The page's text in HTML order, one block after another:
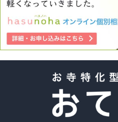
し、フォロワにいるだけで気に
われている。ちなみに、彼女は
ない。人の気持ちに共感できず
た、彼女と仲良くなりたいし、
しょうか。